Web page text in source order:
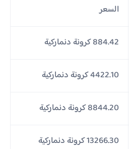
السعر
884.42 كرونة دنماركية
4422.10 كرونة دنماركية
8844.20 كرونة دنماركية
13266.30 كرونة دنماركية